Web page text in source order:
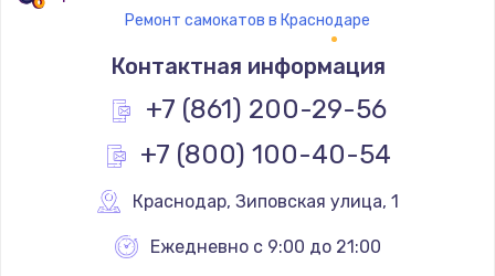
Заказать
Ремонт подсветки
от 1200 руб.
Заказать
Чистка от пыли
Ремонт самокатов в Краснодаре
Контактная информация
+7 (861) 200-29-56
+7 (800) 100-40-54
Краснодар, Зиповская улица, 1
Ежедневно с 9:00 до 21:00